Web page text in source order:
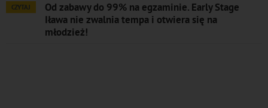
CZYTAJ
Od zabawy do 99% na egzaminie. Early Stage
Iława nie zwalnia tempa i otwiera się na
młodzież!